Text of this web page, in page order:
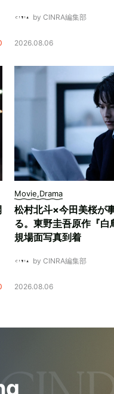
by CINRA編集部
2026.08.06
Movie,Drama
松村北斗×今田美桜が
る。東野圭吾原作『白
規場面写真到着
by CINRA編集部
2026.08.06